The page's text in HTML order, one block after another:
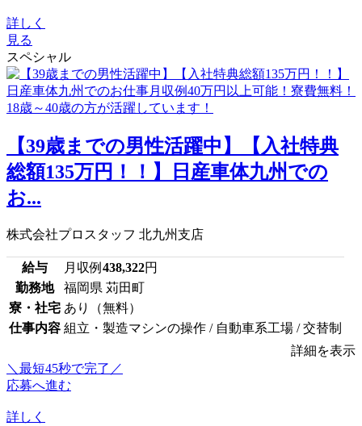
詳しく
見る
スペシャル
【39歳までの男性活躍中】【入社特典
総額135万円！！】日産車体九州での
お...
株式会社プロスタッフ 北九州支店
給与 月収例 438,322円
勤務地
福岡県 苅田町
寮・社宅 あり（無料）
仕事内容 組立・製造マシンの操作 / 自動車系工場 / 交替制
詳細を表示
＼最短45秒で完了／
応募へ進む
詳しく